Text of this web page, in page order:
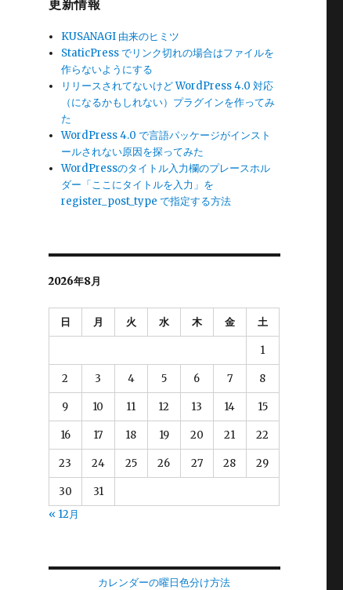
KUSANAGI 由来のヒミツ
StaticPress でリンク切れの場合はファイルを
作らないようにする
リリースされてないけど WordPress 4.0 対応
（になるかもしれない）プラグインを作ってみ
た
WordPress 4.0 で言語パッケージがインスト
ールされない原因を探ってみた
WordPressのタイトル入力欄のプレースホル
ダー「ここにタイトルを入力」を
register_post_type で指定する方法
2026年8月
日 月 火 水 木 金 土
1
2 3 4 5 6 7 8
9 10 11 12 13 14 15
16 17 18 19 20 21 22
23 24 25 26 27 28 29
30
31
« 12月
カレンダーの曜日色分け方法